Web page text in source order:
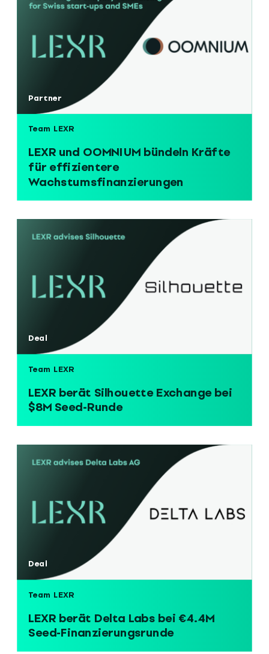
Partner
Team LEXR
LEXR und OOMNIUM bündeln Kräfte
für effizientere
Wachstumsfinanzierungen
Deal
Team LEXR
LEXR berät Silhouette Exchange bei
$8M Seed-Runde
Deal
Team LEXR
LEXR berät Delta Labs bei €4.4M
Seed-Finanzierungsrunde